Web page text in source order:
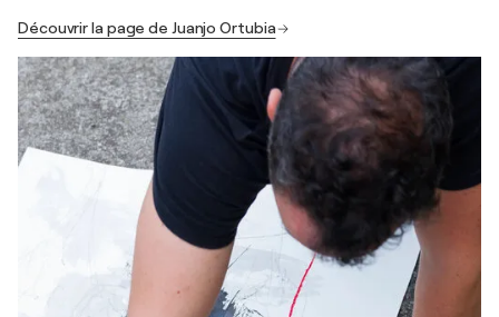
Découvrir la page de Juanjo Ortubia